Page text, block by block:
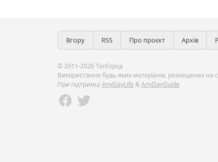
Вгору RSS Про проєкт Архів
© 2011-2026 ТопГород
Використання будь-яких матеріалів, розміщених на
При підтримці AnyDayLife &AnyDayGuide